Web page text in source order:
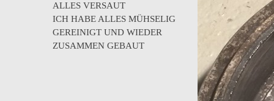
ALLES VERSAUT
ICH HABE ALLES MÜHSELIG
GEREINIGT UND WIEDER
ZUSAMMEN GEBAUT